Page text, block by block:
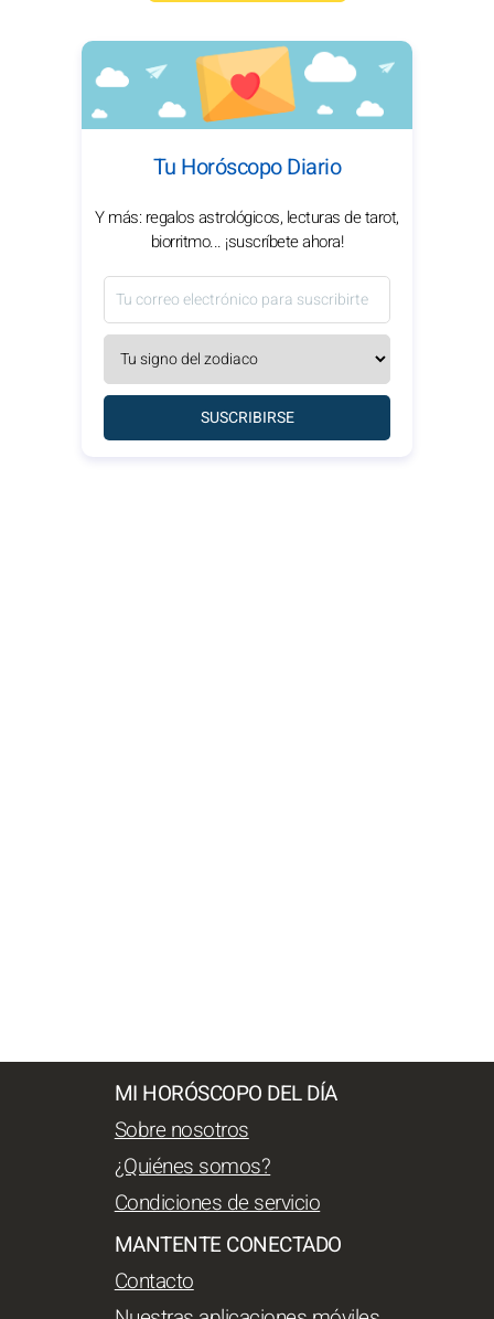
Tu Horóscopo Diario
Y más: regalos astrológicos, lecturas de tarot,
biorritmo... ¡suscríbete ahora!
SUSCRIBIRSE
MI HORÓSCOPO DEL DÍA
Sobre nosotros
¿Quiénes somos?
Condiciones de servicio
MANTENTE CONECTADO
Contacto